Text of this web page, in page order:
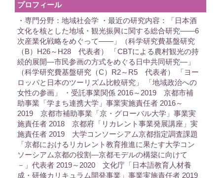
プロフィール
・専門分野：地域社会学 ・最近の研究内容：「日本酒
文化を核とした地域・観光振興に関する総合研究――6
次産業化戦略をめぐって――」（科学研究費基盤研究
（B）H26～H28 代表者） 「CBTによる農村観光の持
続的展開―市民参画の方式をめぐる日中共同研究―」
（科学研究費基盤研究（C）R2～R5 代表者） 「ヨー
ロッパと日本のツーリズム比較研究」 「地域政治への
女性の参画」 ・受託事業関係 2016～2019 京都市補
助事業「学まち連携大学」事業実施責任者 2016～
2019 京都市補助事業「京・グローバル大学」事業実
施責任者 2018 京都府「リカレント事業発展講座」実
施責任者 2019 大学コンソーシアム京都指定調査課題
「京都におけるリカレント教育推進に果たす大学コン
ソーシアム京都の役割―京都モデルの構築に向けて
－」代表者 2019～2020 文化庁「日本語教育人材養
成・研修カリキュラム開発事業」事業実施責任者 2019